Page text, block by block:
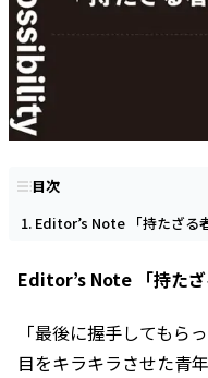
目次
Editor’s Note 「持たざる
Editor’s Note 「持たざ
「最後に握手してもら
目をキラキラさせた青